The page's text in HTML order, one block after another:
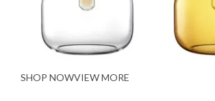
SHOP NOWVIEW MORE